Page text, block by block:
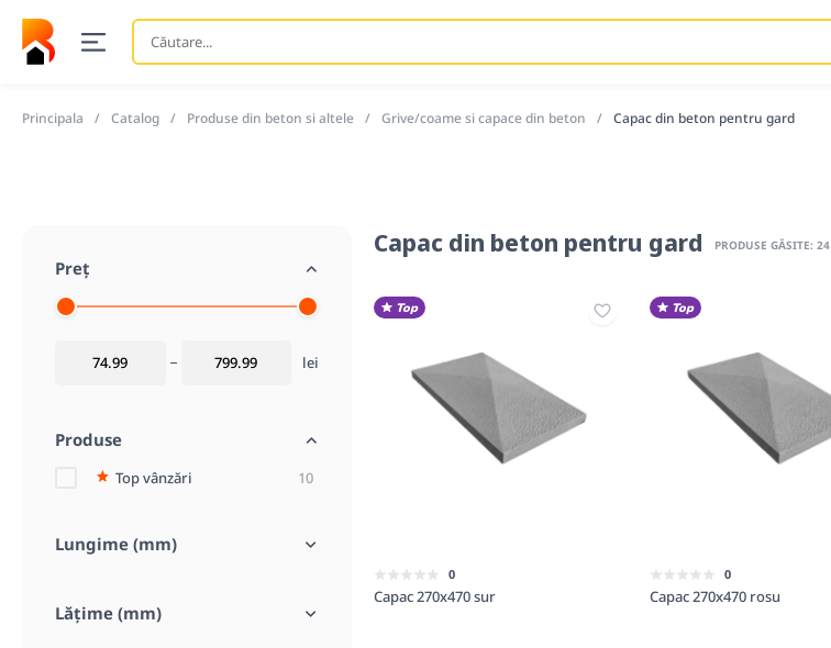
Căutare
Principala Catalog Produse din beton si altele Grive/coame si capace din beton Capac din beton pentru gard
Preț
lei
Produse
Top vânzări 10
Lungime (mm)
Lățime (mm)
Capac din beton pentru gard PRODUSE GĂSITE: 24
Top
0
Capac 270x470 sur
Top
0
Capac 270x470 rosu